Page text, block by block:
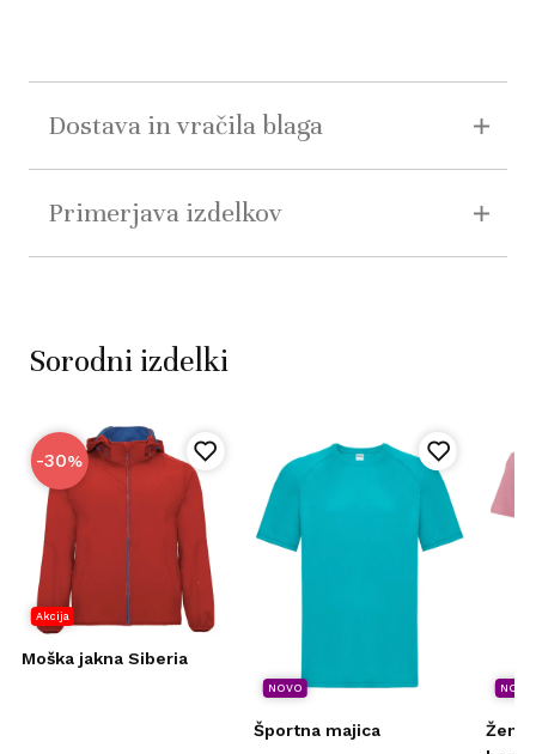
Dostava in vračila blaga
Primerjava izdelkov
Sorodni izdelki
-30%
Akcija
Moška jakna Siberia
NOVO
Športna majica
NOVO